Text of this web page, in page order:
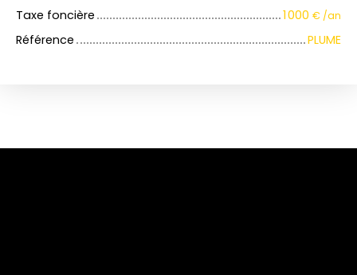
Taxe foncière 1 000 € /an
Référence PLUME